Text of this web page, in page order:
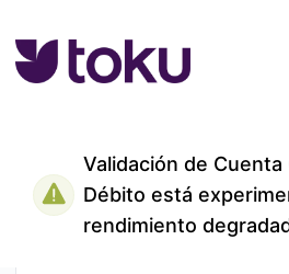
Validación de Cuenta
Débito está
rendimiento